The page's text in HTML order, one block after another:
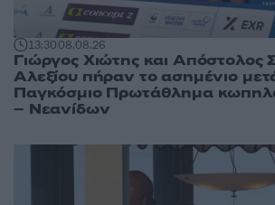
13:3008.08.26
Γιώργος Χιώτης και Απόστολος
Αλεξίου πήραν το ασημένιο
Παγκόσμιο Πρωτάθλημα
– Νεανίδων